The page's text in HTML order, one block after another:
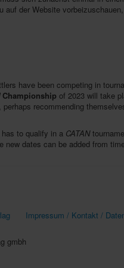
auf der Website
have been competing in
Championship of 2023 will take
perhaps recommending
to qualify in a CATAN
new dates can be added from
Impressum / Kontakt /
gmbh